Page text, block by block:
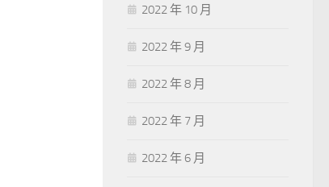
2022 年 10 月
2022 年 9 月
2022 年 8 月
2022 年 7 月
2022 年 6 月